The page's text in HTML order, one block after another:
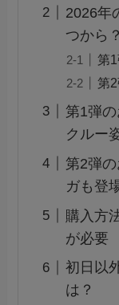
2026年
つから？
第
第
第1弾
クルー
第2弾
ガも登
購入方
が必要
初日以
は？